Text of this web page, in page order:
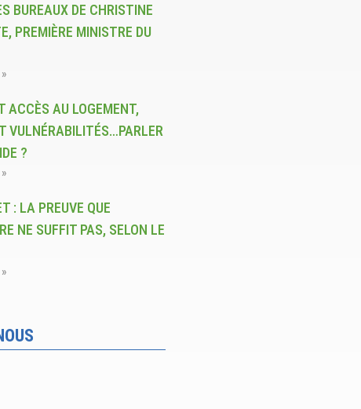
BUREAUX DE CHRISTINE
PREMIÈRE MINISTRE DU
ACCÈS AU LOGEMENT,
VULNÉRABILITÉS…PARLER
?
: LA PREUVE QUE
NE SUFFIT PAS, SELON LE